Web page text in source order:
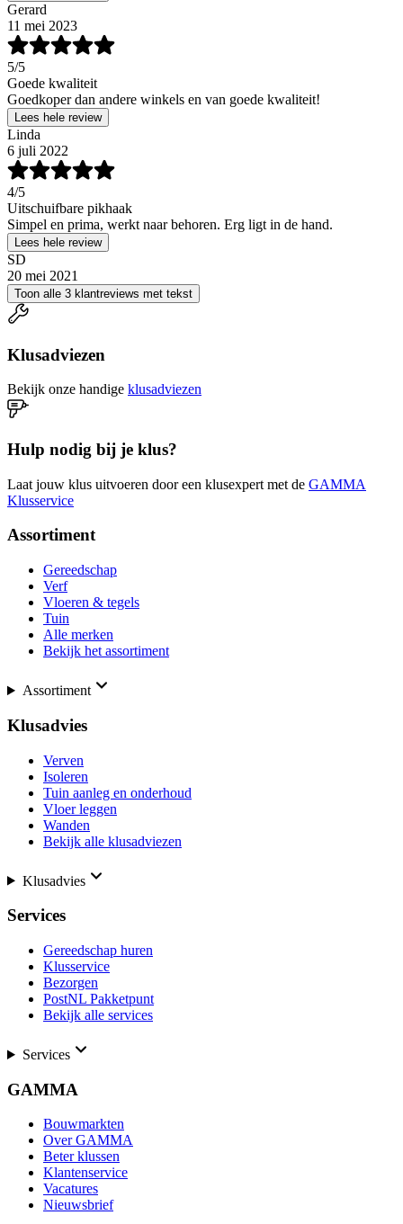
Gerard
11 mei 2023
5/5
Goede kwaliteit
Goedkoper dan andere winkels en van goede kwaliteit!
Lees hele review
Linda
6 juli 2022
4/5
Uitschuifbare pikhaak
Simpel en prima, werkt naar behoren. Erg ligt in de hand.
Lees hele review
SD
20 mei 2021
Toon alle 3 klantreviews met tekst
Klusadviezen
Bekijk onze handige klusadviezen
Hulp nodig bij je klus?
Laat jouw klus uitvoeren door een klusexpert met de GAMMA
Klusservice
Assortiment
Gereedschap
Verf
Vloeren & tegels
Tuin
Alle merken
Bekijk het assortiment
Assortiment
Klusadvies
Verven
Isoleren
Tuin aanleg en onderhoud
Vloer leggen
Wanden
Bekijk alle klusadviezen
Klusadvies
Services
Gereedschap huren
Klusservice
Bezorgen
PostNL Pakketpunt
Bekijk alle services
Services
GAMMA
Bouwmarkten
Over GAMMA
Beter klussen
Klantenservice
Vacatures
Nieuwsbrief